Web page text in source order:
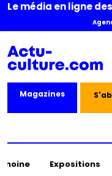
Le média en ligne
Magazines
Expositions